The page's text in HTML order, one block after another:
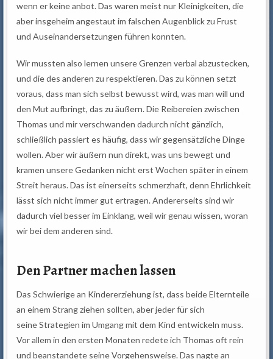
wenn er keine anbot. Das waren meist nur Kleinigkeiten, die
aber insgeheim angestaut im falschen Augenblick zu Frust
und Auseinandersetzungen führen konnten.
Wir mussten also lernen unsere Grenzen verbal abzustecken,
und die des anderen zu respektieren. Das zu können setzt
voraus, dass man sich selbst bewusst wird, was man will und
den Mut aufbringt, das zu äußern. Die Reibereien zwischen
Thomas und mir verschwanden dadurch nicht gänzlich,
schließlich passiert es häufig, dass wir gegensätzliche Dinge
wollen. Aber wir äußern nun direkt, was uns bewegt und
kramen unsere Gedanken nicht erst Wochen später in einem
Streit heraus. Das ist einerseits schmerzhaft, denn Ehrlichkeit
lässt sich nicht immer gut ertragen. Andererseits sind wir
dadurch viel besser im Einklang, weil wir genau wissen, woran
wir bei dem anderen sind.
Den Partner machen lassen
Das Schwierige an Kindererziehung ist, dass beide Elternteile
an einem Strang ziehen sollten, aber jeder für sich
seine Strategien im Umgang mit dem Kind entwickeln muss.
Vor allem in den ersten Monaten redete ich Thomas oft rein
und beanstandete seine Vorgehensweise. Das nagte an